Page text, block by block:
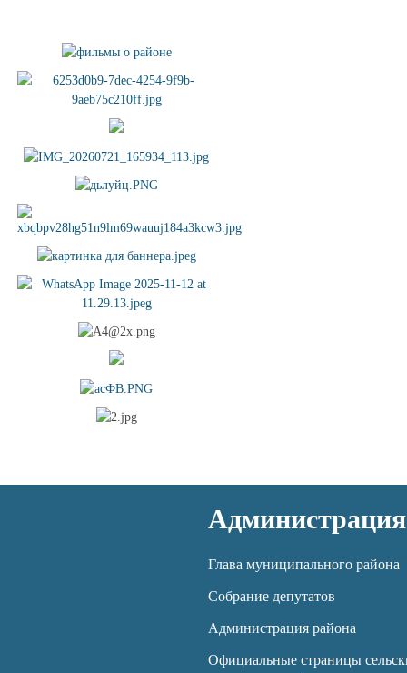
Администрация
Глава муниципального района
Собрание депутатов
Администрация района
Официальные страницы